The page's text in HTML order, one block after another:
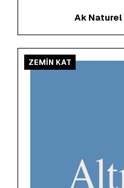
Ak Naturel
ZEMİN KAT